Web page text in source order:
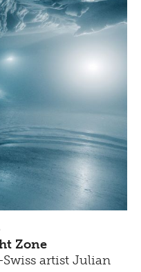
Zone
artist Julian